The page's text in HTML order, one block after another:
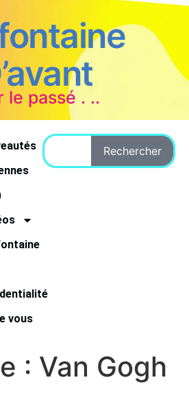
le passé . ..
vous
Rechercher
: Van Gogh